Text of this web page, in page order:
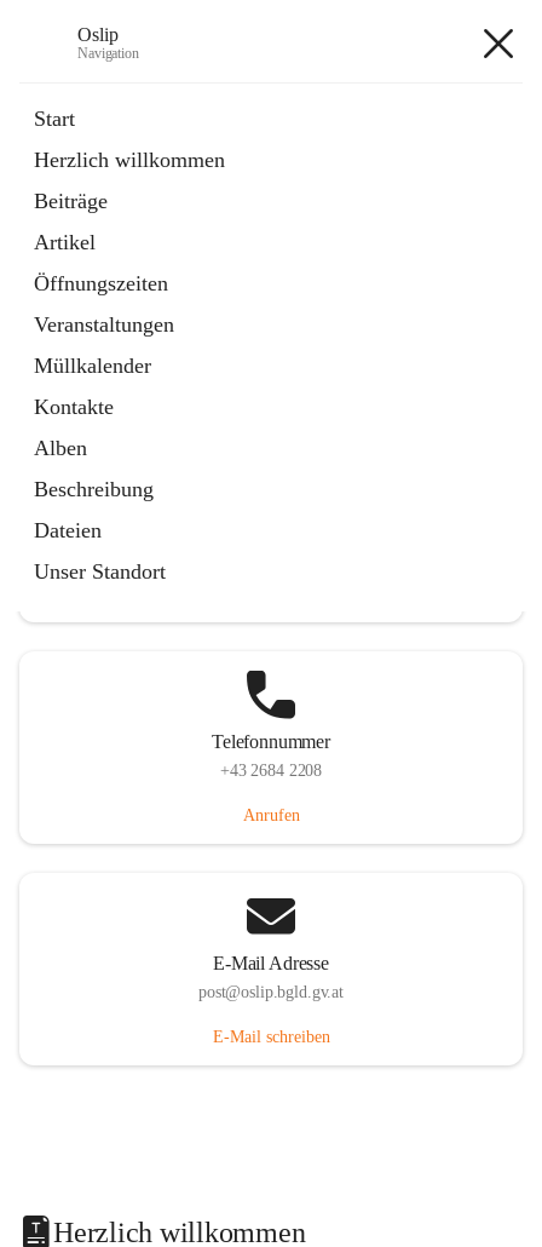
Oslip
Navigation
Start
Herzlich willkommen
Beiträge
Artikel
Öffnungszeiten
Veranstaltungen
Müllkalender
Kontakte
Alben
Beschreibung
Dateien
Unser Standort
Externe Webseite
in
Tab
Bundeskanzleramt Österreich
Externe Webseite
öffnet
in
neuem
Tab
Telefonnummer
+43 2684 2208
Anrufen
E-Mail Adresse
post@oslip.bgld.gv.at
E-Mail schreiben
Herzlich willkommen